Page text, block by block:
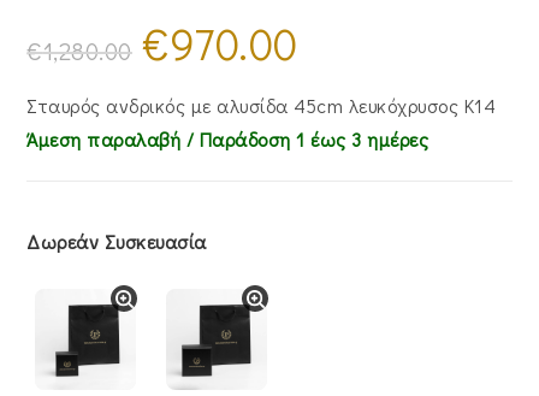
€1,280.00
Original
price
was:
€970.00
€970.00.
Σταυρός ανδρικός με αλυσίδα 45cm λευκόχρυσος Κ14
Άμεση παραλαβή / Παράδoση 1 έως 3 ημέρες
Δωρεάν Συσκευασία